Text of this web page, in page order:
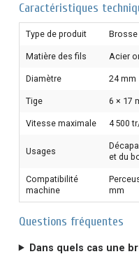
Caractéristiques
Type de produit Brosse
Matière des fils Acier
Diamètre 24 mm
Tige 6 × 17
Vitesse maximale 4 500
Usages
et du
Compatibilité
machine
mm
Questions fréquentes
Dans quels cas une